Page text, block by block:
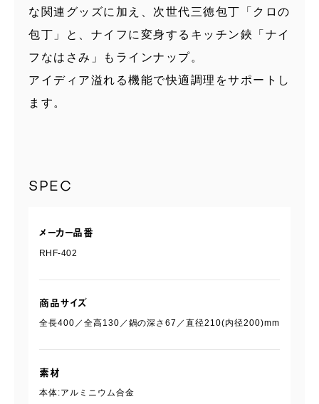
な関連グッズに加え、次世代三徳包丁「クロの
包丁」と、ナイフに変身するキッチン鋏「ナイ
フなはさみ」もラインナップ。
アイディア溢れる機能で快適調理をサポートし
ます。
SPEC
メーカー品番
RHF-402
商品サイズ
全長400／全高130／鍋の深さ67／直径210(内径200)mm
素材
本体:アルミニウム合金